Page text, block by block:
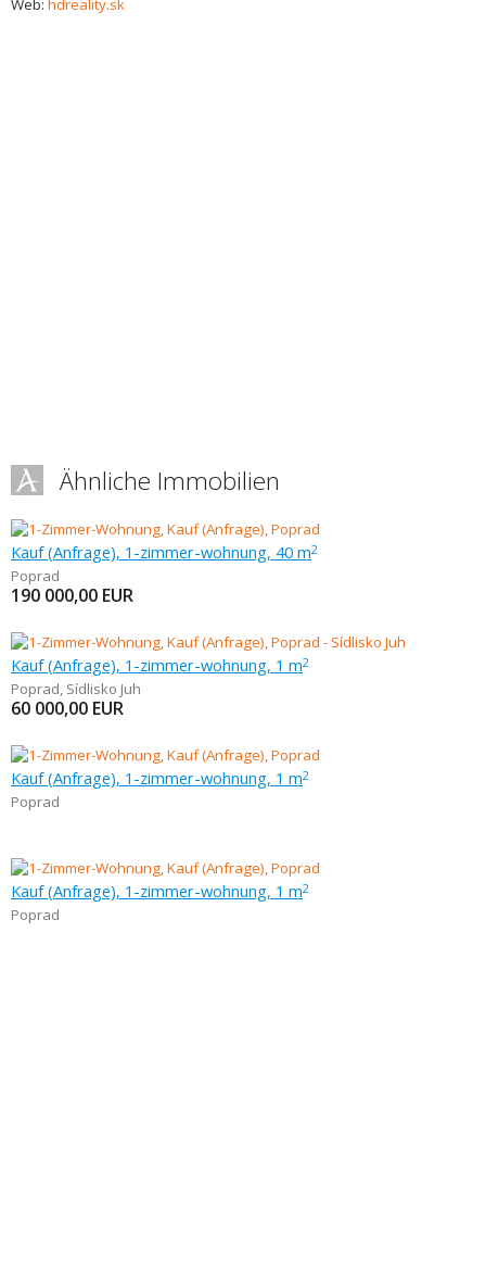
Web: hdreality.sk
Ähnliche Immobilien
Kauf (Anfrage), 1-zimmer-wohnung, 40 m2
Poprad
190 000,00 EUR
Kauf (Anfrage), 1-zimmer-wohnung, 1 m2
Poprad, Sídlisko Juh
60 000,00 EUR
Kauf (Anfrage), 1-zimmer-wohnung, 1 m2
Poprad
Kauf (Anfrage), 1-zimmer-wohnung, 1 m2
Poprad